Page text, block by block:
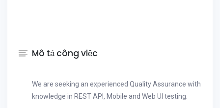
Mô tả công việc
We are seeking an experienced Quality Assurance with
knowledge in REST API, Mobile and Web UI testing.